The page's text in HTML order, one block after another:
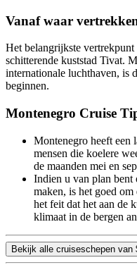
Vanaf waar
Het belangrijkste
schitterende kuststad Tivat.
internationale luchthaven, is
beginnen.
Montenegro Cruise
Montenegro heeft een
mensen die koelere
de maanden mei en
Indien u van plan bent
maken, is het goed om
het feit dat het aan de
klimaat in de bergen
Bekijk alle cruiseschepen van